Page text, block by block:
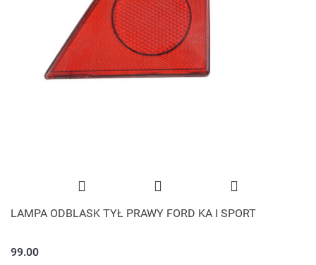
LAMPA ODBLASK TYŁ PRAWY FORD KA I SPORT
99.00